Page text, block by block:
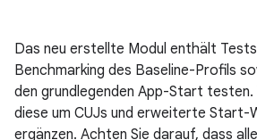
Das neu erstellte Modul enthält Tests
Benchmarking des Baseline-Profils
den grundlegenden App-Start testen.
diese um CUJs und erweiterte Start-
ergänzen. Achten Sie darauf, dass